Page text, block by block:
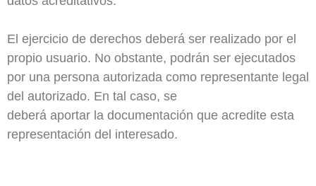
El ejercicio de derechos deberá ser realizado por el
propio usuario. No obstante, podrán ser ejecutados
por una persona autorizada como representante legal
del autorizado. En tal caso, se
deberá aportar la documentación que acredite esta
representación del interesado.